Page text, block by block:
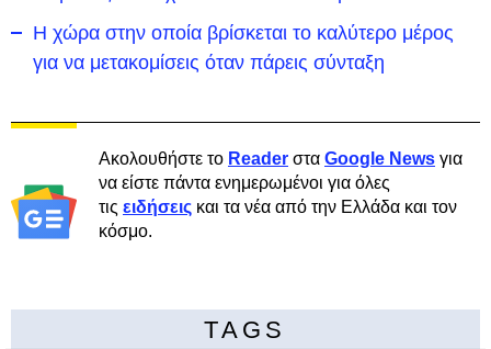
Η χώρα στην οποία βρίσκεται το καλύτερο μέρος
για να μετακομίσεις όταν πάρεις σύνταξη
Ακολουθήστε το Reader στα Google News για
να είστε πάντα ενημερωμένοι για όλες
τις ειδήσεις και τα νέα από την Ελλάδα και τον
κόσμο.
TAGS